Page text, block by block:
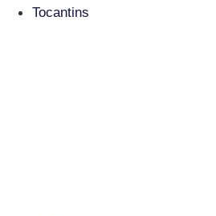
Tocantins